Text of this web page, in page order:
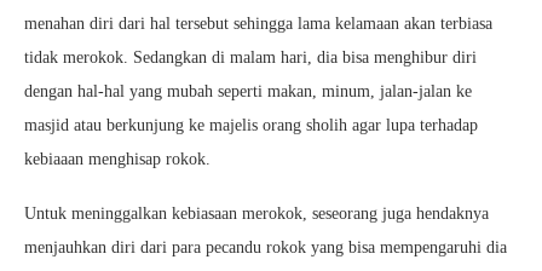
menahan diri dari hal tersebut sehingga lama kelamaan akan terbiasa
tidak merokok. Sedangkan di malam hari, dia bisa menghibur diri
dengan hal-hal yang mubah seperti makan, minum, jalan-jalan ke
masjid atau berkunjung ke majelis orang sholih agar lupa terhadap
kebiaaan menghisap rokok.
Untuk meninggalkan kebiasaan merokok, seseorang juga hendaknya
menjauhkan diri dari para pecandu rokok yang bisa mempengaruhi dia